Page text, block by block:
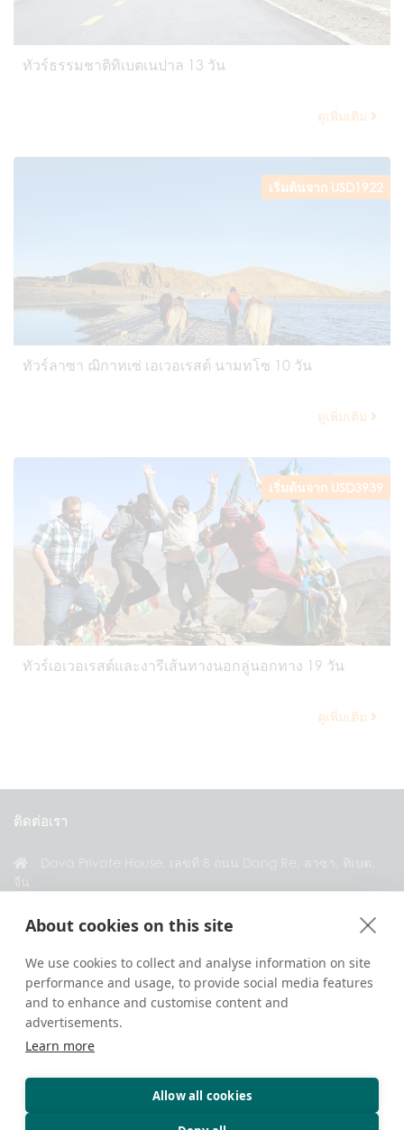
About cookies on this site
We use cookies to collect and analyse information on site
performance and usage, to provide social media features
and to enhance and customise content and
advertisements.
Learn more
Allow all cookies
ทัวร์ธรรมชาติทิเบตเนปาล 13 วัน
ดูเพิ่มเติม
เริ่มต้นจาก USD1922
ทัวร์ลาซา ฌิกาทเซ่ เอเวอเรสต์ นามทโซ 10 วัน
ดูเพิ่มเติม
เริ่มต้นจาก USD3939
ทัวร์เอเวอเรสต์และงารีเส้นทางนอกลู่นอกทาง 19 วัน
ดูเพิ่มเติม
ติดต่อเรา
จีน
เชื่อมต่อกับเรา
ลิขสิทธิ์ © 2026. สงวนลิขสิทธิ์ทุกประการ.
ความเป็นส่วนตัว